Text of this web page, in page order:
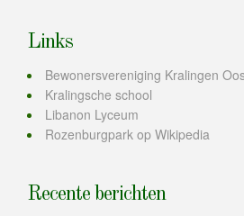
Links
Bewonersvereniging Kralingen
Kralingsche school
Libanon Lyceum
Rozenburgpark op Wikipedia
Recente berichten